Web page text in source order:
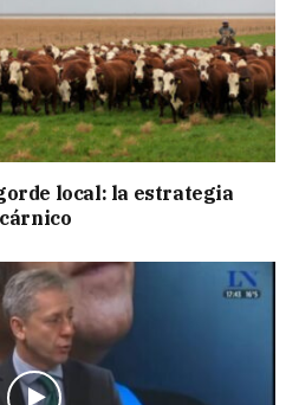
local: la estrategia